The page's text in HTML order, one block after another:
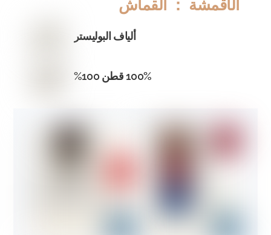
الأقمشة ： القماش
ألياف البوليستر
100% قطن 100%